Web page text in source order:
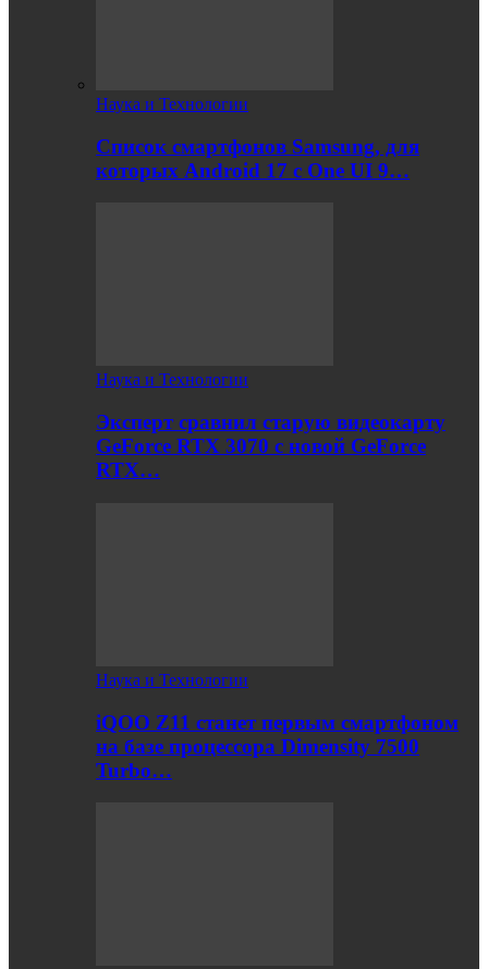
Наука и Технологии
Список смартфонов Samsung, для
которых Android 17 с One UI 9…
Наука и Технологии
Эксперт сравнил старую видеокарту
GeForce RTX 3070 с новой GeForce
RTX…
Наука и Технологии
iQOO Z11 станет первым смартфоном
на базе процессора Dimensity 7500
Turbo…